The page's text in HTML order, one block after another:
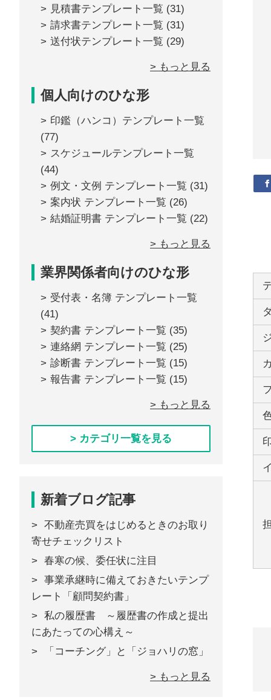
見積書テンプレート一覧 (31)
請求書テンプレート一覧 (31)
送付状テンプレート一覧 (29)
> もっと見る
個人向けのひな形
印鑑（ハンコ）テンプレート一覧
(77)
スケジュールテンプレート一覧
(44)
例文・文例 テンプレート一覧 (31)
案内状 テンプレート一覧 (26)
結婚証明書 テンプレート一覧 (22)
> もっと見る
業界関係者向けのひな形
受付表・名簿 テンプレート一覧
(41)
契約書 テンプレート一覧 (35)
連絡網 テンプレート一覧 (25)
診断書 テンプレート一覧 (15)
報告書 テンプレート一覧 (15)
> もっと見る
> カテゴリ一覧を見る
新着ブログ記事
不動産売買をはじめるときのお取り
寄せチェックリスト
春寒の候、委任状に注目
事業承継時に備えておきたいテンプ
レート「顧問契約書」
私の履歴書 ～履歴書の作成と提出
にあたっての心構え～
「コーチング」と「ジョハリの窓」
> もっと見る